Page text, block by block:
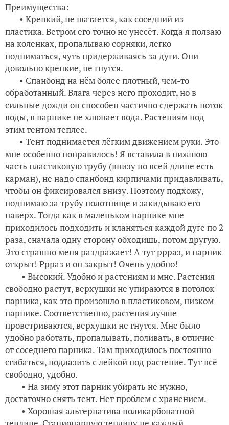
Преимущества:
• Крепкий, не шатается, как соседний из
пластика. Ветром его точно не унесёт. Когда я ползаю
на коленках, пропалываю сорняки, легко
подниматься, чуть придерживаясь за дуги. Они
довольно крепкие, не гнутся.
• Спанбонд на нём более плотный, чем-то
обработанный. Влага через него проходит, но в
сильные дожди он способен частично сдержать поток
воды, в парнике не хлюпает вода. Растениям под
этим тентом теплее.
• Тент поднимается лёгким движением руки. Это
мне особенно понравилось! Я вставила в нижнюю
часть пластиковую трубу (внизу по всей длине есть
карман), не надо спанбонд кирпичами придавливать,
чтобы он фиксировался внизу. Поэтому подхожу,
поднимаю за трубу полотнище и закидываю его
наверх. Тогда как в маленьком парнике мне
приходилось подходить и кланяться каждой дуге по 2
раза, сначала одну сторону обходишь, потом другую.
Это страшно меня раздражает! А тут ррраз, и парник
открыт! Ррраз и он закрыт! Очень удобно!
• Высокий. Удобно и растениям и мне. Растения
свободно растут, верхушки не упираются в потолок
парника, как это произошло в пластиковом, низком
парнике. Соответственно, растения лучше
проветриваются, верхушки не гнутся. Мне было
удобно работать, пропалывать, поливать, в отличие
от соседнего парника. Там приходилось постоянно
сгибаться, подлазить с лейкой под растение. Тут всё
свободно, удобно.
• На зиму этот парник убирать не нужно,
достаточно снять тент. Нет проблем с хранением.
• Хорошая альтернатива поликарбонатной